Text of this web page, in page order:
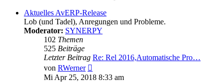
Aktuelles AvERP-Release
Lob (und Tadel), Anregungen und Probleme.
Moderator: SYNERPY
102 Themen
525 Beiträge
Letzter Beitrag Re: Rel 2016,Automatische Pro…
von RWerner
Beitrag
Mi Apr 25, 2018 8:33 am